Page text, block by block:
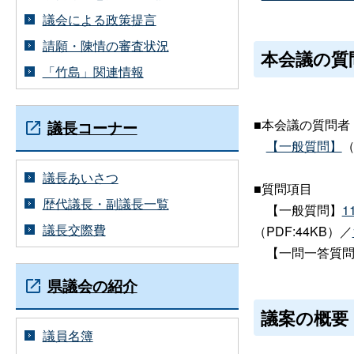
本会議の質
■本会議の質問者
【一般質問】
■質問項目
【一般質問】
（PDF:44KB）／
【一問一答質
議案の概要
議会による政策提言
請願・陳情の審査状況
「竹島」関連情報
議長コーナー
議長あいさつ
歴代議長・副議長一覧
議長交際費
県議会の紹介
議員名簿